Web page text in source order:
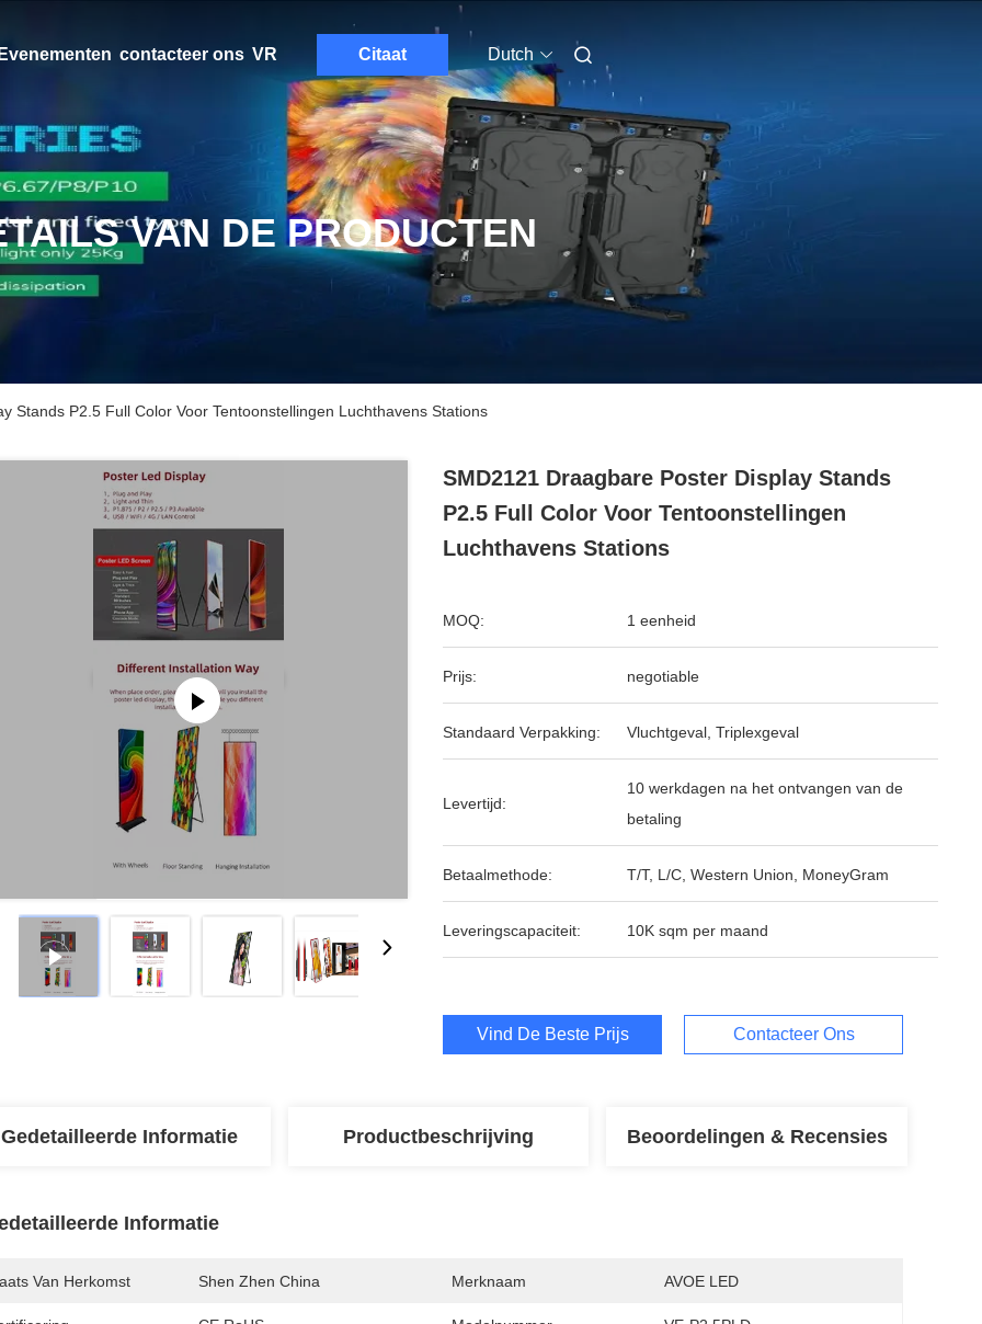
contacteer ons VR Citaat Dutch
VAN DE PRODUCTEN
Stands P2.5 Full Color Voor Tentoonstellingen Luchthavens Stations
SMD2121 Draagbare Poster Display Stands
P2.5 Full Color Voor Tentoonstellingen
Luchthavens Stations
MOQ: 1 eenheid
Prijs: negotiable
Standaard Verpakking: Vluchtgeval, Triplexgeval
Levertijd:
10 werkdagen na het ontvangen van de
betaling
Betaalmethode: T/T, L/C, Western Union, MoneyGram
Leveringscapaciteit: 10K sqm per maand
Vind De Beste Prijs Contacteer Ons
Gedetailleerde Informatie Productbeschrijving Beoordelingen & Recensies
Informatie
Van Herkomst Shen Zhen China Merknaam AVOE LED